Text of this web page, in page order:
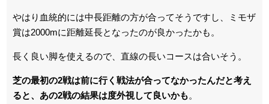
やはり血統的には中長距離の方が合ってそうですし、ミモザ
賞は2000mに距離延長となったのが良かったかも。
長く良い脚を使えるので、直線の長いコースは合いそう。
芝の最初の2戦は前に行く戦法が合ってなかったんだと考え
ると、あの2戦の結果は度外視して良いかも。